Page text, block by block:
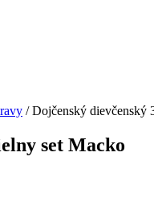
/ Dojčenský dievčenský
set Macko